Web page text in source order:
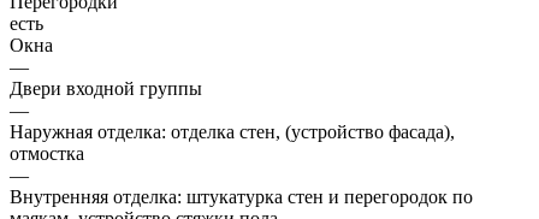
есть
Окна
—
Двери входной группы
—
Наружная отделка: отделка стен, (устройство фасада),
отмостка
—
Внутренняя отделка: штукатурка стен и перегородок по